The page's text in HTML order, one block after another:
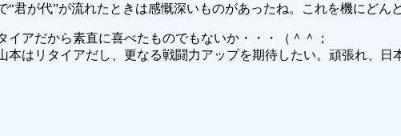
君が代”が流れたときは感慨深いものがあったね。これを機にどん
アだから素直に喜べたものでもないか・・・（＾＾；
本はリタイアだし、更なる戦闘力アップを期待したい。頑張れ、